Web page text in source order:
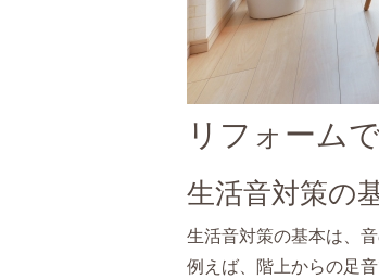
リフォーム
生活音対策の
生活音対策の基本は、
例えば、階上からの足